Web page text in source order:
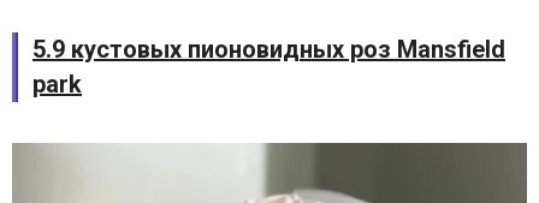
5.9 кустовых пионовидных роз Mansfield
park